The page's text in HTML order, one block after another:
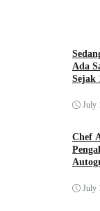
Ada
Sejak
July
Chef
July